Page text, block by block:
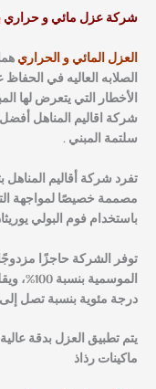
شركة عزل مائي و حراري
العزل المائي و الحراري
الصلابه العاليه في
الأخطار التي يتعرض لها
شركة اقاليم المناهل
سلتمة المبني .
تفرد شركة أقاليم المناهل
مصممة خصيصًا لمواجهة
باستخدام فوم البولي يوريثان
توفر الشركة حاجزًا
درجة مئوية بنسبة تصل إلى 35%.
يتم تطبيق العزل بدقة
ماكينات رذاذ